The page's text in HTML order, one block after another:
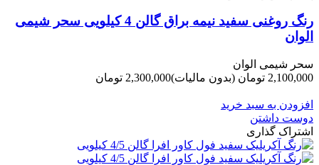
رنگ روغنی سفید نیمه براق گالن 4 کیلویی سحر شیمی
الوان
سحر شیمی الوان
2,100,000 تومان
(بدون مالیات)2,300,000 تومان
افزودن به سبد خرید
دوست داشتن
اشتراک گذاری